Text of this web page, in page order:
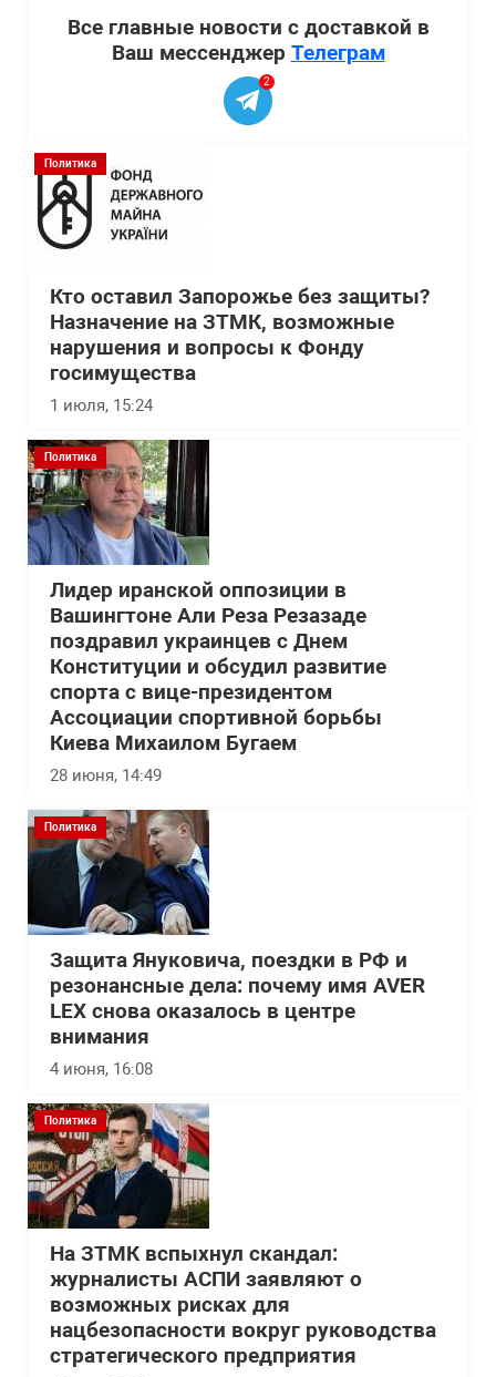
Все главные новости с доставкой в
Ваш мессенджер Телеграм
2
Политика
Кто оставил Запорожье без защиты?
Назначение на ЗТМК, возможные
нарушения и вопросы к Фонду
госимущества
1 июля, 15:24
Политика
Лидер иранской оппозиции в
Вашингтоне Али Реза Резазаде
поздравил украинцев с Днем
Конституции и обсудил развитие
спорта с вице-президентом
Ассоциации спортивной борьбы
Киева Михаилом Бугаем
28 июня, 14:49
Политика
Защита Януковича, поездки в РФ и
резонансные дела: почему имя AVER
LEX снова оказалось в центре
внимания
4 июня, 16:08
Политика
На ЗТМК вспыхнул скандал:
журналисты АСПИ заявляют о
возможных рисках для
нацбезопасности вокруг руководства
стратегического предприятия